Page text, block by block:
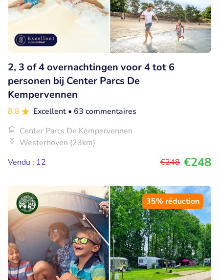
2, 3 of 4 overnachtingen voor 4 tot 6
personen bij Center Parcs De
Kempervennen
8.8 Excellent • 63 commentaires
Center Parcs De Kempervennen
Westerhoven (23km)
Vendu : 12
€248 €248
35% réduction